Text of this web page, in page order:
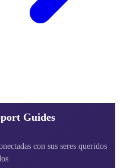
Guides
con sus seres queridos